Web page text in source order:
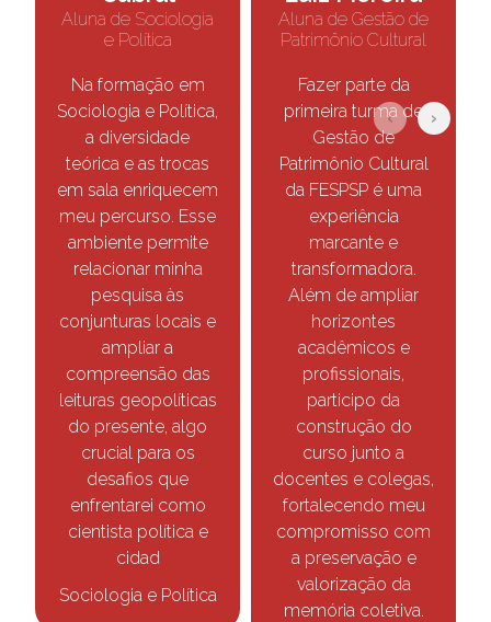
Aluna de Sociologia
e Política
Na formação em
Sociologia e Política,
a diversidade
teórica e as trocas
em sala enriquecem
meu percurso. Esse
ambiente permite
relacionar minha
pesquisa às
conjunturas locais e
ampliar a
compreensão das
leituras geopolíticas
do presente, algo
crucial para os
desafios que
enfrentarei como
cientista política e
cidad
Sociologia e Política
Aluna de Gestão de
Patrimônio Cultural
Fazer parte da
primeira turma de
Gestão de
Patrimônio Cultural
da FESPSP é uma
experiência
marcante e
transformadora.
Além de ampliar
horizontes
acadêmicos e
profissionais,
participo da
construção do
curso junto a
docentes e colegas,
fortalecendo meu
compromisso com
a preservação e
valorização da
memória coletiva.
‹ ›